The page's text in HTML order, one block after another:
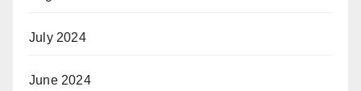
July 2024
June 2024